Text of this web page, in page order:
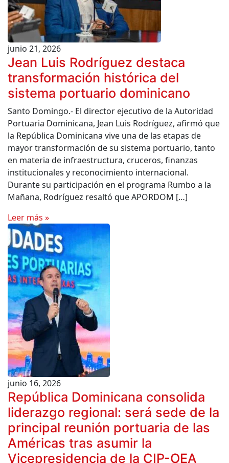
junio 21, 2026
Jean Luis Rodríguez destaca
transformación histórica del
sistema portuario dominicano
Santo Domingo.- El director ejecutivo de la Autoridad
Portuaria Dominicana, Jean Luis Rodríguez, afirmó que
la República Dominicana vive una de las etapas de
mayor transformación de su sistema portuario, tanto
en materia de infraestructura, cruceros, finanzas
institucionales y reconocimiento internacional.
Durante su participación en el programa Rumbo a la
Mañana, Rodríguez resaltó que APORDOM […]
Leer más »
junio 16, 2026
República Dominicana consolida
liderazgo regional: será sede de la
principal reunión portuaria de las
Américas tras asumir la
Vicepresidencia de la CIP-OEA